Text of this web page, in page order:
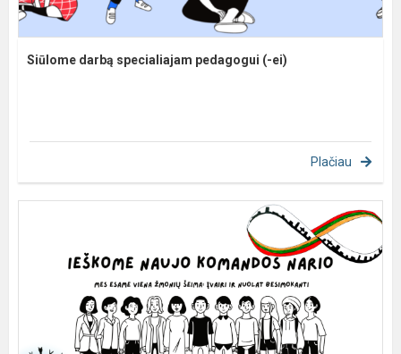
Siūlome darbą specialiajam pedagogui (-ei)
Plačiau